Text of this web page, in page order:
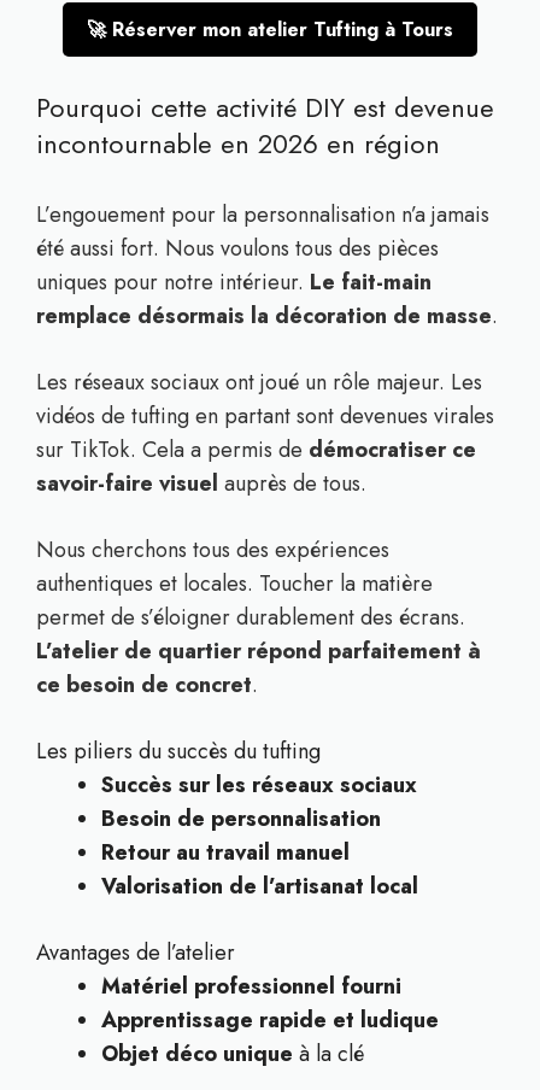
🚀 Réserver mon atelier Tufting à Tours
Pourquoi cette activité DIY est devenue
incontournable en 2026 en région
L’engouement pour la personnalisation n’a jamais
été aussi fort. Nous voulons tous des pièces
uniques pour notre intérieur. Le fait-main
remplace désormais la décoration de masse.
Les réseaux sociaux ont joué un rôle majeur. Les
vidéos de tufting en partant sont devenues virales
sur TikTok. Cela a permis de démocratiser ce
savoir-faire visuel auprès de tous.
Nous cherchons tous des expériences
authentiques et locales. Toucher la matière
permet de s’éloigner durablement des écrans.
L’atelier de quartier répond parfaitement à
ce besoin de concret.
Les piliers du succès du tufting
Succès sur les réseaux sociaux
Besoin de personnalisation
Retour au travail manuel
Valorisation de l’artisanat local
Avantages de l’atelier
Matériel professionnel fourni
Apprentissage rapide et ludique
Objet déco unique à la clé